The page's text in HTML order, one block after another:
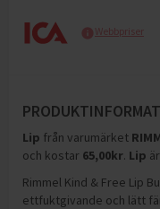
Webbpriser
Lip från varumärket
och kostar 65,00kr. Lip
Rimmel Kind & Free Lip
ettfuktgivande och lätt